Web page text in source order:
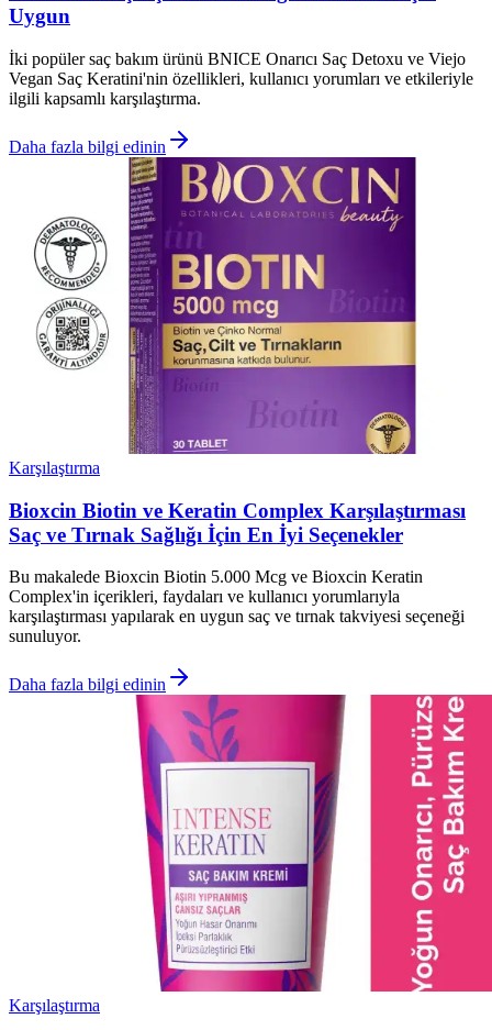
Uygun
İki popüler saç bakım ürünü BNICE Onarıcı Saç Detoxu ve Viejo
Vegan Saç Keratini'nin özellikleri, kullanıcı yorumları ve etkileriyle
ilgili kapsamlı karşılaştırma.
Daha fazla bilgi edinin
Karşılaştırma
Bioxcin Biotin ve Keratin Complex Karşılaştırması
Saç ve Tırnak Sağlığı İçin En İyi Seçenekler
Bu makalede Bioxcin Biotin 5.000 Mcg ve Bioxcin Keratin
Complex'in içerikleri, faydaları ve kullanıcı yorumlarıyla
karşılaştırması yapılarak en uygun saç ve tırnak takviyesi seçeneği
sunuluyor.
Daha fazla bilgi edinin
Karşılaştırma